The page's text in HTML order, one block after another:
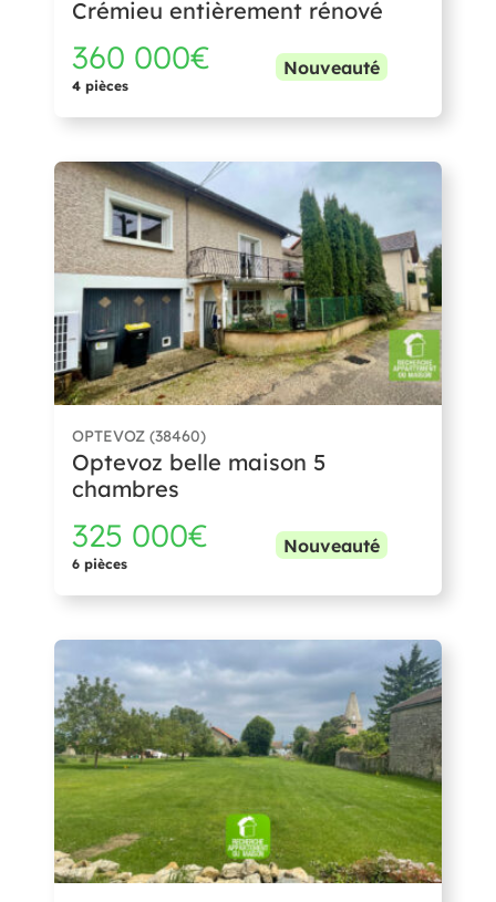
Crémieu entièrement rénové
360 000€
4 pièces
Nouveauté
OPTEVOZ (38460)
Optevoz belle maison 5
chambres
325 000€
6 pièces
Nouveauté